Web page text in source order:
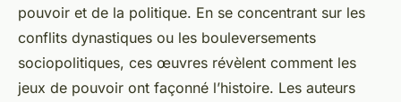
pouvoir et de la politique. En se concentrant sur les
conflits dynastiques ou les bouleversements
sociopolitiques, ces œuvres révèlent comment les
jeux de pouvoir ont façonné l’histoire. Les auteurs